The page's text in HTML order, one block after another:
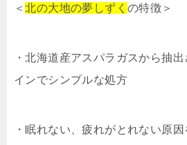
＜北の大地の夢しずくの特徴＞
・北海道産アスパラガスから抽
インでシンプルな処方
・眠れない、疲れがとれない原